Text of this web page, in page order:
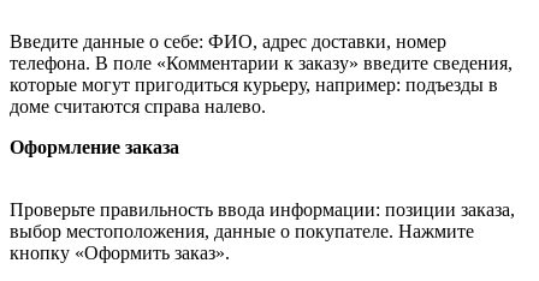
Введите данные о себе: ФИО, адрес доставки, номер
телефона. В поле «Комментарии к заказу» введите сведения,
которые могут пригодиться курьеру, например: подъезды в
доме считаются справа налево.
Оформление заказа
Проверьте правильность ввода информации: позиции заказа,
выбор местоположения, данные о покупателе. Нажмите
кнопку «Оформить заказ».